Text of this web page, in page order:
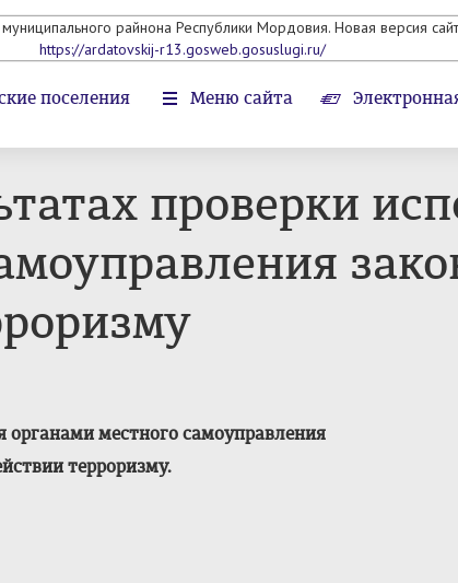
райнона Республики Мордовия. Новая версия
https://ardatovskij-r13.gosweb.gosuslugi.ru/
поселения Меню сайта
проверки
органами местного самоуправления
терроризму.